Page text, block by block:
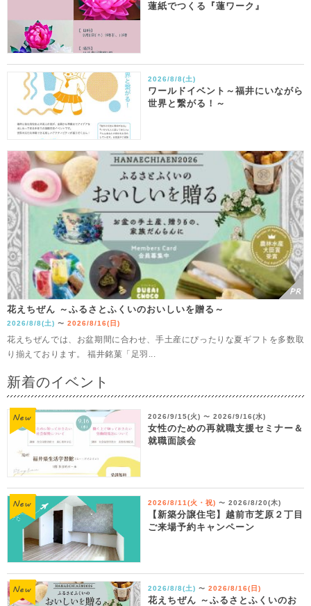
蓮紙でつくる『蓮ワーク』
2026/8/8(土)
ワールドイベント～福井にいながら
世界と繋がる！～
花えちぜん ～ふるさとふくいのおいしいを贈る～
2026/8/8(土) 〜 2026/8/16(日)
花えちぜんでは、お盆期間に合わせ、手土産にぴったりな夏ギフトを多数取
り揃えております。 福井銘菓「足羽...
新着のイベント
2026/9/15(火) 〜 2026/9/16(水)
女性のための再就職支援セミナー＆
就職面談会
2026/8/11(火・祝) 〜 2026/8/20(木)
【新築分譲住宅】越前市芝原２丁目
ご来場予約キャンペーン
2026/8/8(土) 〜 2026/8/16(日)
花えちぜん ～ふるさとふくいのお